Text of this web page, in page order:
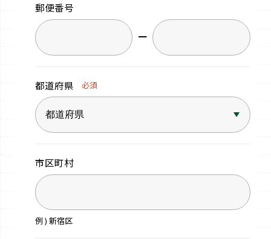
郵便番号
−
都道府県 必須
市区町村
例 ) 新宿区